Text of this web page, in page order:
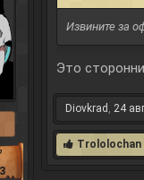
Извините за
Это
Diovkrad , 24
Trololochan